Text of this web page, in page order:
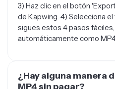
3) Haz clic en el botón
de Kapwing. 4) Selecciona
sigues estos 4 pasos
automáticamente como
¿Hay alguna manera
MP4 sin pagar?